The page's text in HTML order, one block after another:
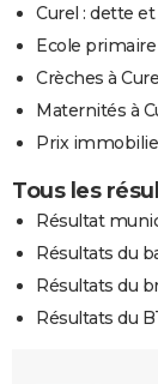
Curel : dette
Ecole primaire
Crèches à
Maternités à
Prix
Tous les
Résultat
Résultats du
Résultats du
Résultats du